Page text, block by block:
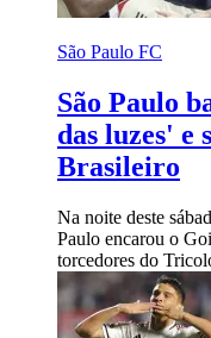
São Paulo FC
São Paulo
das luzes' e
Brasileiro
Na noite deste
Paulo encarou o
torcedores do